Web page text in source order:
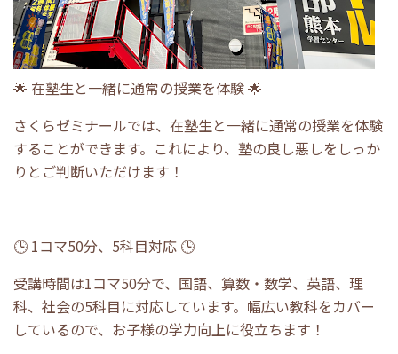
🌟 在塾生と一緒に通常の授業を体験🌟
さくらゼミナールでは、在塾生と一緒に通常の授業を体験
することができます。これにより、塾の良し悪しをしっか
りとご判断いただけます！
🕒 1コマ50分、5科目対応 🕒
受講時間は1コマ50分で、国語、算数・数学、英語、理
科、社会の5科目に対応しています。幅広い教科をカバー
しているので、お子様の学力向上に役立ちます！